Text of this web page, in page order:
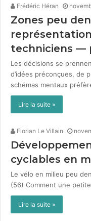
Frédéric Héran
Zones peu
techniciens —
Les déci­sions se
d’idées pré­conçues, de
sché­mas men­taux
Lire la suite »
Florian Le Villain
cyclables en
Le vélo en milieu peu
(56) Com­ment une
Lire la suite »